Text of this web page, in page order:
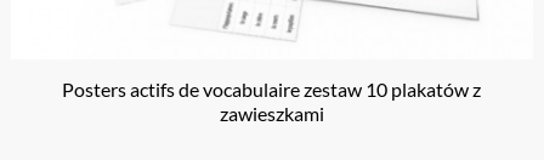
Posters actifs de vocabulaire zestaw 10 plakatów z
zawieszkami